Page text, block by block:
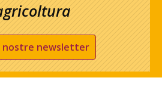
nostre newsletter